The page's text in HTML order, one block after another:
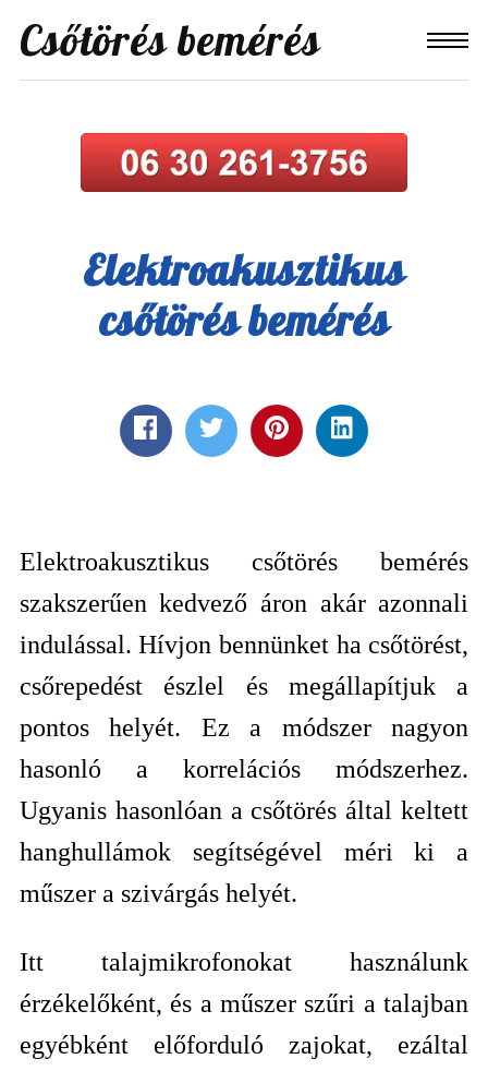
Csőtörés bemérés
Elektroakusztikus
csőtörés bemérés
Elektroakusztikus csőtörés bemérés
szakszerűen kedvező áron akár azonnali
indulással. Hívjon bennünket ha csőtörést,
csőrepedést észlel és megállapítjuk a
pontos helyét. Ez a módszer nagyon
hasonló a korrelációs módszerhez.
Ugyanis hasonlóan a csőtörés által keltett
hanghullámok segítségével méri ki a
műszer a szivárgás helyét.
Itt talajmikrofonokat használunk
érzékelőként, és a műszer szűri a talajban
egyébként előforduló zajokat, ezáltal